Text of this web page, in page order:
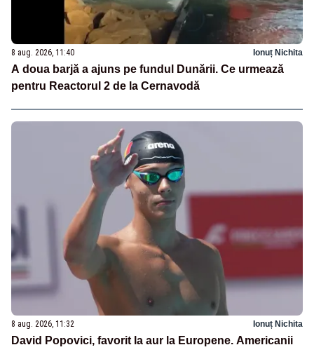
8 aug. 2026, 11:40 Ionuț Nichita
A doua barjă a ajuns pe fundul Dunării. Ce urmează
pentru Reactorul 2 de la Cernavodă
8 aug. 2026, 11:32 Ionuț Nichita
David Popovici, favorit la aur la Europene. Americanii